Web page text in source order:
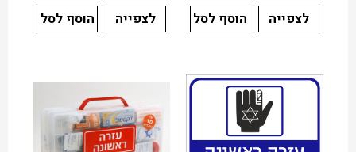
לצפייה הוסף לסל לצפייה הוסף לסל